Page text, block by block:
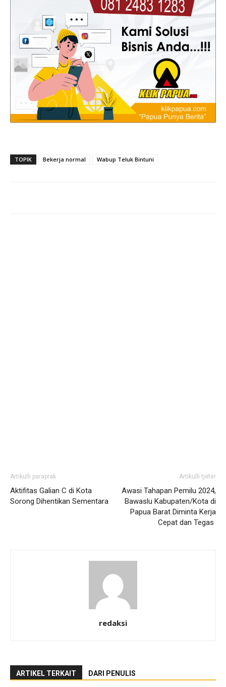
TOPIK Bekerja normal Wabup Teluk Bintuni
Artikulli paraprak
Aktifitas Galian C di Kota
Sorong Dihentikan Sementara
Artikulli tjetër
Awasi Tahapan Pemilu 2024,
Bawaslu Kabupaten/Kota di
Papua Barat Diminta Kerja
Cepat dan Tegas
redaksi
ARTIKEL TERKAIT DARI PENULIS